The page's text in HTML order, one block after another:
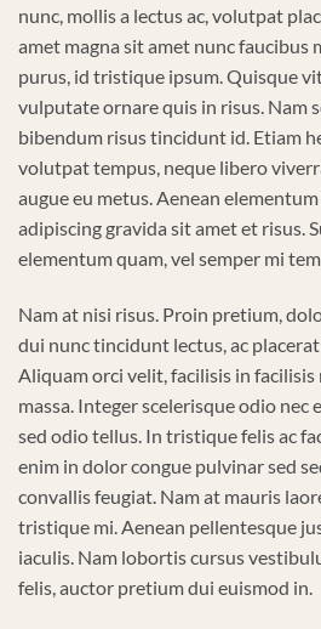
nunc, mollis a lectus ac, volutpat
amet magna sit amet nunc faucibus
purus, id tristique ipsum. Quisque
vulputate ornare quis in risus. Nam
bibendum risus tincidunt id. Etiam
volutpat tempus, neque libero
augue eu metus. Aenean
adipiscing gravida sit amet et risus.
elementum quam, vel semper mi
Nam at nisi risus. Proin pretium,
dui nunc tincidunt lectus, ac
Aliquam orci velit, facilisis in facilisis
massa. Integer scelerisque odio nec
sed odio tellus. In tristique felis ac
enim in dolor congue pulvinar sed
convallis feugiat. Nam at mauris
tristique mi. Aenean pellentesque
iaculis. Nam lobortis cursus
felis, auctor pretium dui euismod in.